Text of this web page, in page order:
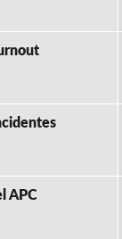
APC